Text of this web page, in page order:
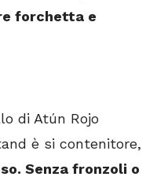
forchetta e
di Atún Rojo
è si contenitore,
Senza fronzoli o